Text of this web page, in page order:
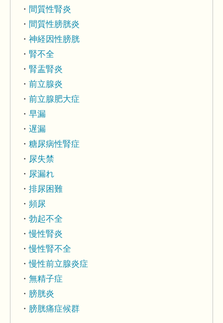
間質性腎炎
間質性膀胱炎
神経因性膀胱
腎不全
腎盂腎炎
前立腺炎
前立腺肥大症
早漏
遅漏
糖尿病性腎症
尿失禁
尿漏れ
排尿困難
頻尿
勃起不全
慢性腎炎
慢性腎不全
慢性前立腺炎症
無精子症
膀胱炎
膀胱痛症候群